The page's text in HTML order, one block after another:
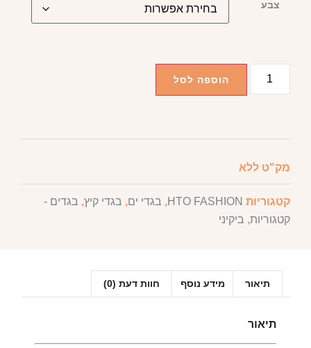
צבע
הוספה לסל
מק"ט ללא
קטגוריות HTO FASHION
, בגדי ים, בגדי קיץ, בגדים -
קטגוריות, ביקיני
תיאור מידע נוסף חוות דעת (0)
תיאור